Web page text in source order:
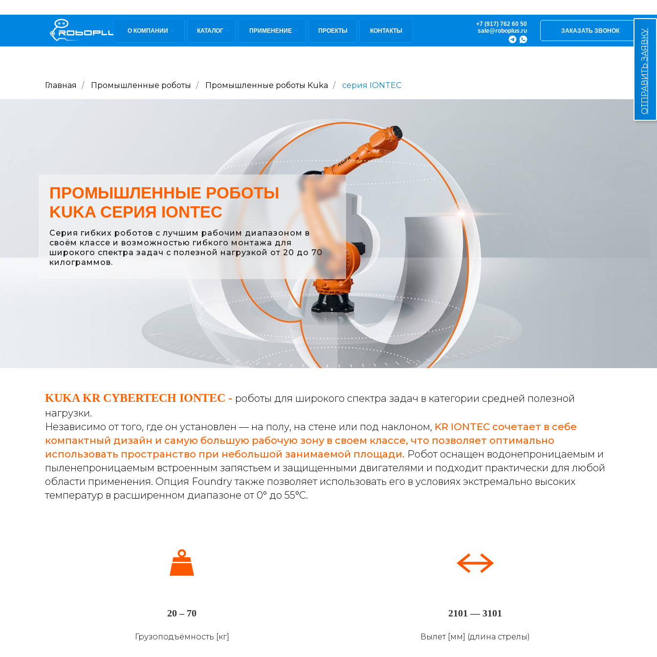
+7 (917) 762 60 50
sale@roboplus.ru
ЗАКАЗАТЬ ЗВОНОК
О КОМПАНИИ КАТАЛОГ ПРОЕКТЫ КОНТАКТЫ
ПРИМЕНЕНИЕ ОТПРАВИТЬ ЗАЯВКУ
Главная / Промышленные роботы / Промышленные роботы Kuka / серия IONTEC
ПРОМЫШЛЕННЫЕ РОБОТЫ
KUKA СЕРИЯ IONTEC
Серия гибких роботов с лучшим рабочим диапазоном в
своём классе и возможностью гибкого монтажа для
широкого спектра задач с полезной нагрузкой от 20 до 70
килограммов.
KUKA KR CYBERTECH IONTEC - роботы для широкого спектра задач в категории средней полезной
нагрузки.
Независимо от того, где он установлен — на полу, на стене или под наклоном, KR IONTEC сочетает в себе
компактный дизайн и самую большую рабочую зону в своем классе, что позволяет оптимально
использовать пространство при небольшой занимаемой площади. Робот оснащен водонепроницаемым и
пыленепроницаемым встроенным запястьем и защищенными двигателями и подходит практически для любой
области применения. Опция Foundry также позволяет использовать его в условиях экстремально высоких
температур в расширенном диапазоне от 0° до 55°C.
20 – 70
Грузоподъёмность [кг]
2101 — 3101
Вылет [мм] (длина стрелы)